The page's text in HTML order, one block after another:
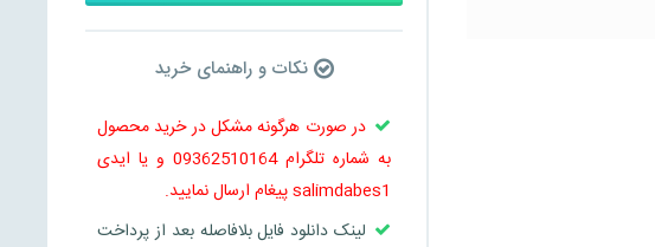
نکات و راهنمای خرید
در صورت هرگونه مشکل در خرید محصول
به شماره تلگرام 09362510164 و یا ایدی
salimdabes1 پیغام ارسال نمایید.
لینک دانلود فایل بلافاصله بعد از پرداخت